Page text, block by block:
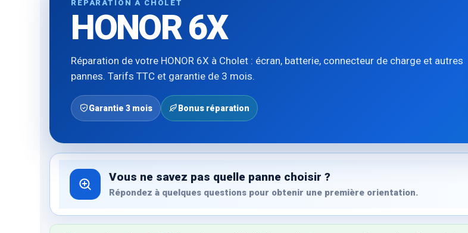
RÉPARATION À CHOLET
HONOR 6X
Réparation de votre HONOR 6X à Cholet : écran, batterie, connecteur de charge et autres
pannes. Tarifs TTC et garantie de 3 mois.
Garantie 3 mois Bonus réparation
Vous ne savez pas quelle panne choisir ?
Répondez à quelques questions pour obtenir une première orientation.